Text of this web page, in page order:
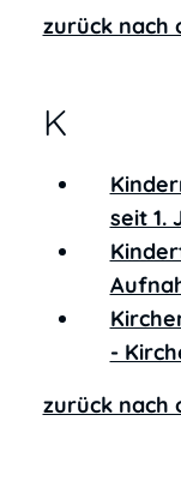
zurück nach
K
seit 1.
-
zurück nach